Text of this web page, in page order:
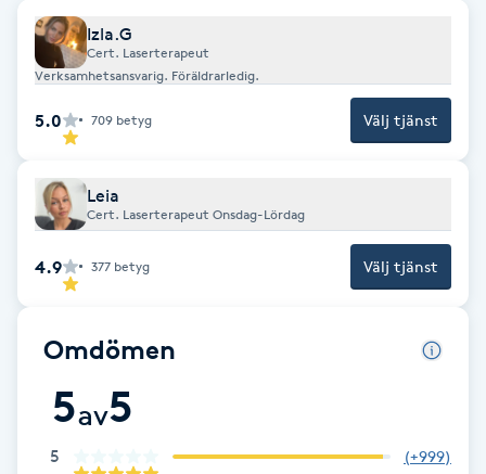
Hatha Yoga
Headspa
Healing
Herrklippning
Hollywood Peel
Izla.G
Cert. Laserterapeut
Verksamhetsansvarig. Föräldrarledig.
5.0 709 betyg Välj tjänst
Leia
Cert. Laserterapeut Onsdag-Lördag
4.9 377 betyg Välj tjänst
Omdömen
5av5
5 (+999)